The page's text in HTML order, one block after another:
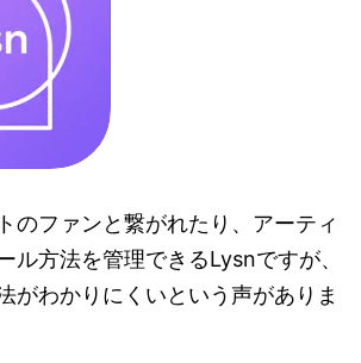
のファンと繋がれたり、アーティ
ル方法を管理できるLysnですが、
がわかりにくいという声がありま